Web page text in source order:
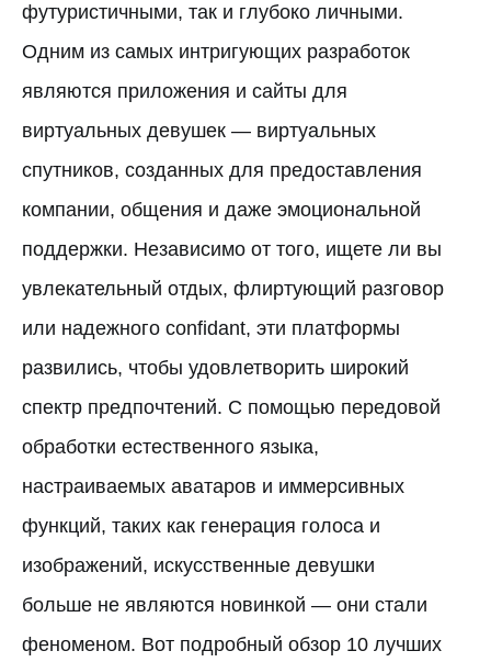
футуристичными, так и глубоко личными.
Одним из самых интригующих разработок
являются приложения и сайты для
виртуальных девушек — виртуальных
спутников, созданных для предоставления
компании, общения и даже эмоциональной
поддержки. Независимо от того, ищете ли вы
увлекательный отдых, флиртующий разговор
или надежного confidant, эти платформы
развились, чтобы удовлетворить широкий
спектр предпочтений. С помощью передовой
обработки естественного языка,
настраиваемых аватаров и иммерсивных
функций, таких как генерация голоса и
изображений, искусственные девушки
больше не являются новинкой — они стали
феноменом. Вот подробный обзор 10 лучших